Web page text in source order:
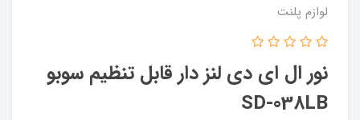
لوازم پلنت
نور ال ای دی لنز دار قابل تنظیم سوبو
SD-038LB